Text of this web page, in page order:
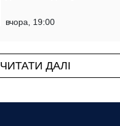
вчора, 19:00
ЧИТАТИ ДАЛІ